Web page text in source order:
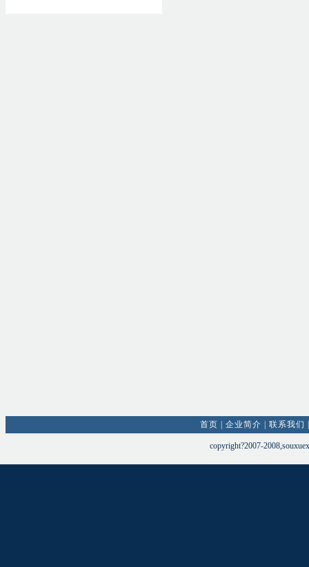
首页 企业简介 联系我们
copyright?2007-